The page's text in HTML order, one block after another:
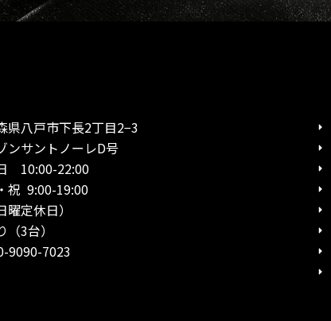
八戸市下長2丁目2−3
トノーレD号
10:00-22:00
19:00
休日）
3台）
9090-7023